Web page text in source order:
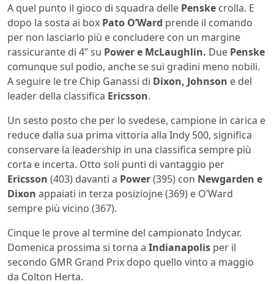
A quel punto il gioco di squadra delle Penske crolla. E
dopo la sosta ai box Pato O’Ward prende il comando
per non lasciarlo più e concludere con un margine
rassicurante di 4” su Power e McLaughlin. Due Penske
comunque sul podio, anche se sui gradini meno nobili.
A seguire le tre Chip Ganassi di Dixon, Johnson e del
leader della classifica Ericsson.
Un sesto posto che per lo svedese, campione in carica e
reduce dalla sua prima vittoria alla Indy 500, significa
conservare la leadership in una classifica sempre più
corta e incerta. Otto soli punti di vantaggio per
Ericsson (403) davanti a Power(395) con Newgarden e
Dixon appaiati in terza posiziojne (369) e O’Ward
sempre più vicino (367).
Cinque le prove al termine del campionato Indycar.
Domenica prossima si torna a Indianapolis per il
secondo GMR Grand Prix dopo quello vinto a maggio
da Colton Herta.